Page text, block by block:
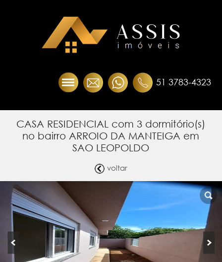
51 3783-4323
CASA RESIDENCIAL com 3 dormitório(s)
no bairro ARROIO DA MANTEIGA em
SAO LEOPOLDO
voltar